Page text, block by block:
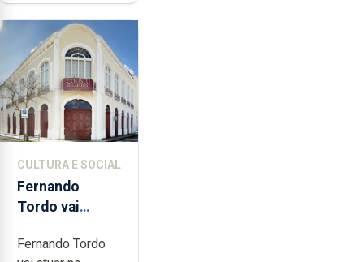
CULTURA E SOCIAL
Fernando
Tordo vai
anos de
Fernando Tordo